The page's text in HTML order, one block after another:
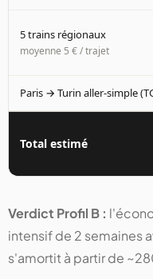
5 trains régionaux
moyenne 5 € / trajet
Paris → Turin aller-simple
Total estimé
Verdict Profil B :
intensif de 2 semaines
s'amortit à partir de